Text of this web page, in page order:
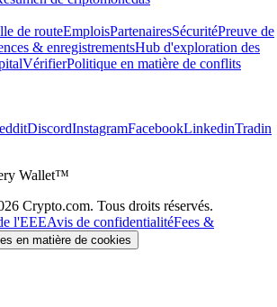
de routeEmploisPartenairesSécuritéPreuve de
& enregistrementsHub d'exploration des
VérifierPolitique en matière de conflits
DiscordInstagramFacebookLinkedinTradin
Wallet™
Crypto.com. Tous droits réservés.
l'EEEAvis de confidentialitéFees &
en matière de cookies